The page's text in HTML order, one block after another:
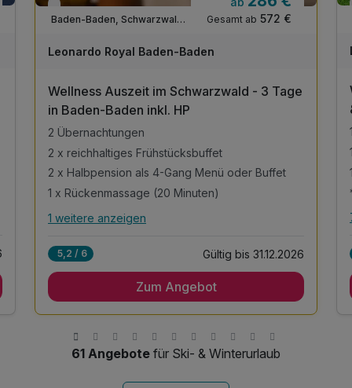
WAR
202
Verfügbar bis Dezember
Baden-Baden, Schwarzwald Nord
Gesamt ab 572 €
Leonardo Royal Baden-Baden
Wellness Auszeit im Schwarzwald - 3 Tage
in Baden-Baden inkl. HP
2 Übernachtungen
2 x reichhaltiges Frühstücksbuffet
2 x Halbpension als 4-Gang Menü oder Buffet
1 x Rückenmassage (20 Minuten)
Alle Inklusivleistungen
2 x reichhaltiges Frühstücksbuffet
1 x Begrüßungsgetränk in der Hotelbar
1 weitere anzeigen
5,2 / 6 Gültig bis 31.12.2026
Zum Angebot
61 Angebote für Ski- & Winterurlaub